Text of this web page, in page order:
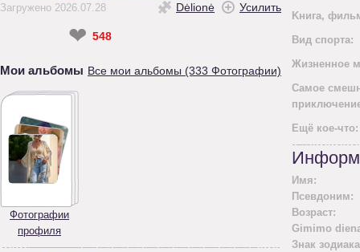
Загружено 2026.07.28 Dėlionė Усилить
❤ 548
Мои альбомы Все мои альбомы (333 Фотографии)
Фотографии
профиля
Kнига,
Вид спорта:
Жизненное
Самое
Ещё кое-что:
Имя:
Псевдоним:
Возраст:
Gimimo
Знак